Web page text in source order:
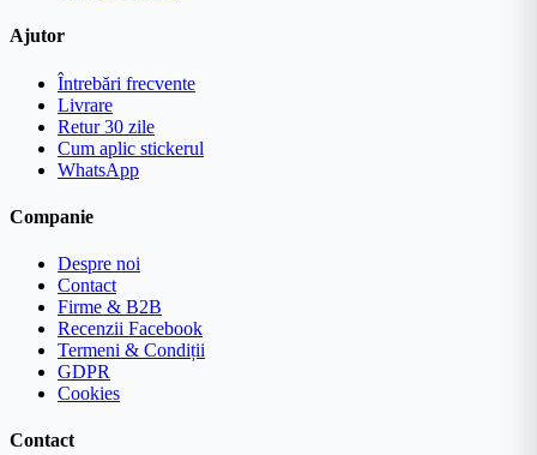
Ajutor
Întrebări frecvente
Livrare
Retur 30 zile
Cum aplic stickerul
WhatsApp
Companie
Despre noi
Contact
Firme & B2B
Recenzii Facebook
Termeni & Condiții
GDPR
Cookies
Contact